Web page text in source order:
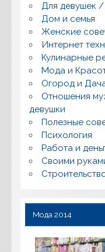
Для девушек
Дом и семья
Женские
Интернет
Кулинарные
Мода и
Огород и
Отношения
девушки
Полезные
Психология
Работа и
Своими
Мода 2014